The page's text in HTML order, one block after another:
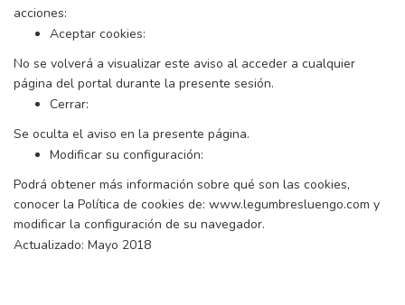
acciones:
Aceptar cookies:
No se volverá a visualizar este aviso al acceder a cualquier
página del portal durante la presente sesión.
Cerrar:
Se oculta el aviso en la presente página.
Modificar su configuración:
Podrá obtener más información sobre qué son las cookies,
conocer la Política de cookies de: www.legumbresluengo.com y
modificar la configuración de su navegador.
Actualizado: Mayo 2018